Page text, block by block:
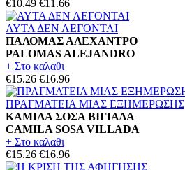
€10.49 €11.66
ΑΥΤΑ ΔΕΝ ΛΕΓΟΝΤΑΙ
ΠΑΛΟΜΑΣ ΑΛΕΧΑΝΤΡΟ
PALOMAS ALEJANDRO
+ Στο καλαθι
€15.26 €16.96
ΠΡΑΓΜΑΤΕΙΑ ΜΙΑΣ ΕΞΗΜΕΡΩΣΗΣ
ΚΑΜΙΛΑ ΣΟΣΑ ΒΙΓΙΑΔΑ
CAMILA SOSA VILLADA
+ Στο καλαθι
€15.26 €16.96